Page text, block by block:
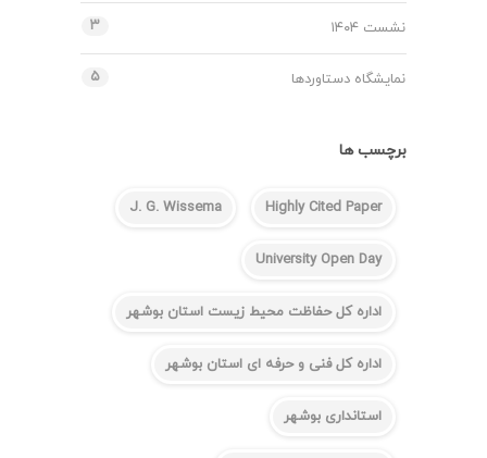
نشست ۱۴۰۴ ۳
نمایشگاه دستاوردها ۵
برچسب ها
Highly Cited Paper
J. G. Wissema
University Open Day
اداره کل حفاظت محیط زیست استان بوشهر
اداره کل فنی و حرفه ای استان بوشهر
استانداری بوشهر